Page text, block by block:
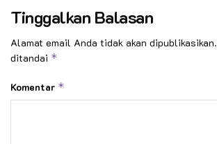
Tinggalkan Balasan
Alamat email Anda tidak akan dipublikasikan.
ditandai *
Komentar *